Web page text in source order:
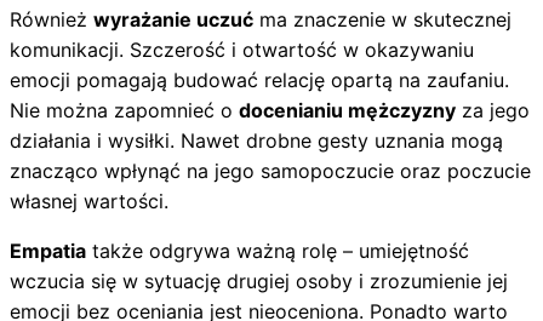
Również wyrażanie uczuć ma znaczenie w skutecznej
komunikacji. Szczerość i otwartość w okazywaniu
emocji pomagają budować relację opartą na zaufaniu.
Nie można zapomnieć o docenianiu mężczyzny za jego
działania i wysiłki. Nawet drobne gesty uznania mogą
znacząco wpłynąć na jego samopoczucie oraz poczucie
własnej wartości.
Empatia także odgrywa ważną rolę – umiejętność
wczucia się w sytuację drugiej osoby i zrozumienie jej
emocji bez oceniania jest nieoceniona. Ponadto warto